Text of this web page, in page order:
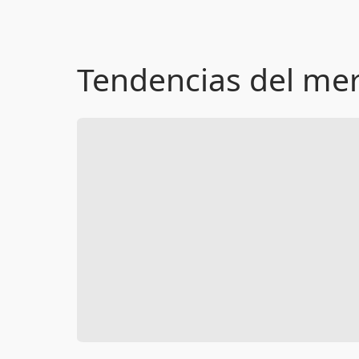
Tendencias del